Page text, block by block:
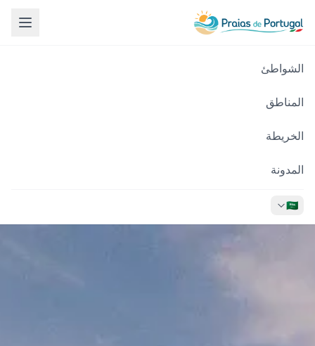
الشواطئ
المناطق
الخريطة
المدونة
🇸🇦